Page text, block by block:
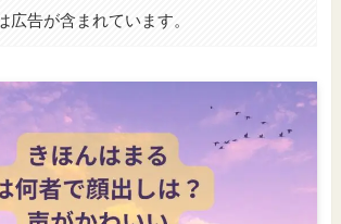
広告が含まれています。